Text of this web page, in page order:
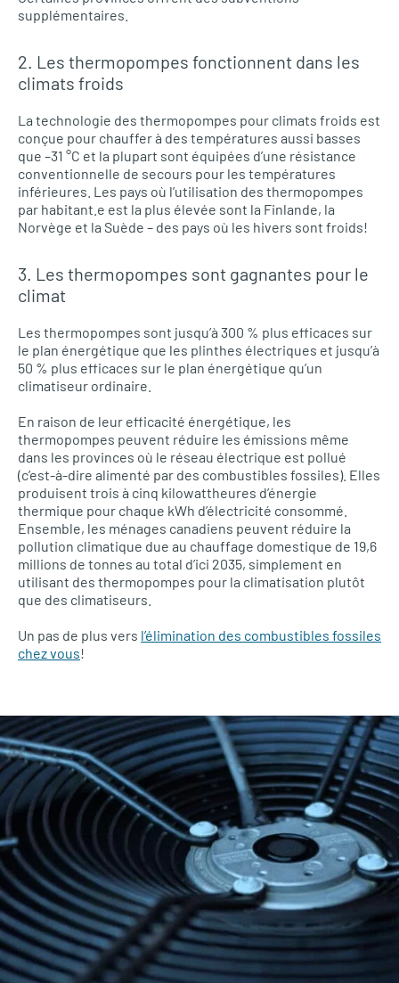
supplémentaires.
2. Les thermopompes fonctionnent dans les
climats froids
La technologie des thermopompes pour climats froids est
conçue pour chauffer à des températures aussi basses
que –31 °C et la plupart sont équipées d’une résistance
conventionnelle de secours pour les températures
inférieures. Les pays où l’utilisation des thermopompes
par habitant.e est la plus élevée sont la Finlande, la
Norvège et la Suède – des pays où les hivers sont froids!
3. Les thermopompes sont gagnantes pour le
climat
Les thermopompes sont jusqu’à 300 % plus efficaces sur
le plan énergétique que les plinthes électriques et jusqu’à
50 % plus efficaces sur le plan énergétique qu’un
climatiseur ordinaire.
En raison de leur efficacité énergétique, les
thermopompes peuvent réduire les émissions même
dans les provinces où le réseau électrique est pollué
(c’est-à-dire alimenté par des combustibles fossiles). Elles
produisent trois à cinq kilowattheures d’énergie
thermique pour chaque kWh d’électricité consommé.
Ensemble, les ménages canadiens peuvent réduire la
pollution climatique due au chauffage domestique de 19,6
millions de tonnes au total d’ici 2035, simplement en
utilisant des thermopompes pour la climatisation plutôt
que des climatiseurs.
Un pas de plus vers l’élimination des combustibles fossiles
chez vous!